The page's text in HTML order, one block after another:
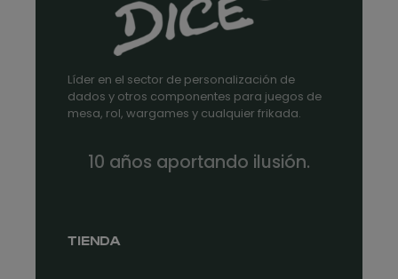
Líder en el sector de personalización de
dados y otros componentes para juegos de
mesa, rol, wargames y cualquier frikada.
10 años aportando ilusión.
TIENDA